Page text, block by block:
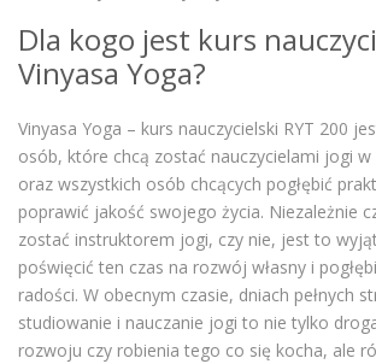
Dla kogo jest kurs
Vinyasa Yoga?
Vinyasa Yoga – kurs nauczycielski RYT 200
osób, które chcą zostać nauczycielami jogi w
oraz wszystkich osób chcących pogłębić
poprawić jakość swojego życia. Niezależnie
zostać instruktorem jogi, czy nie, jest to
poświęcić ten czas na rozwój własny i
radości. W obecnym czasie, dniach pełnych
studiowanie i nauczanie jogi to nie tylko
rozwoju czy robienia tego co się kocha, ale